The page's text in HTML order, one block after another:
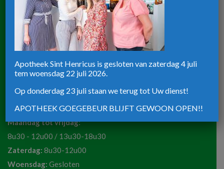
Apotheek ST-Henricus
8820 Torhout
Telefoon:
051 72 50 36
Maandag tot vrijdag:
8u30 - 12u00 / 13u30-18u30
Zaterdag: 8u30-12u00
Woensdag: Gesloten
Apotheek Sint Henricus is gesloten van zaterdag 4 juli
tem woensdag 22 juli 2026.
Op donderdag 23 juli staan we terug tot Uw dienst!
APOTHEEK GOEGEBEUR BLIJFT GEWOON OPEN!!